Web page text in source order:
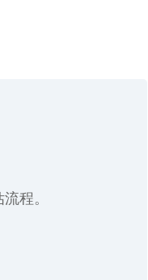
程。